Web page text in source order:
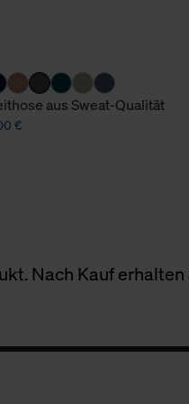
aus Sweat-Qualität
€
Nach Kauf